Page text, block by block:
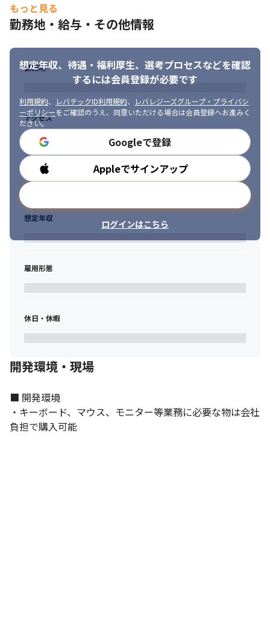
・FLINTERSの「エンジニアリング指針」に共感する方
（https://www.flinters.co.jp/culture/guidelines）
（https://www.flinters.co.jp/company/）
・システムのビジネス価値を高めることに関心があり、適切な課
題設定、積極的なエンドユーザーとのコミュニケーションができ
・ステークホルダーとのコミュニケーションを通じ、課題の本質
の発見や提案が行える方
・チームに対して知見の共有や技術能力の向上に導くことができ
る方
もっと見る
勤務地・給与・その他情報
想定年収、待遇・福利厚生、 選考プロセスなどを確認
するには会員登録が必要です
利用規約、 レバテックID利用規約、
レバレジーズグループ・プライバシ
ーポリシーをご確認のうえ、同意いただける場合は会員登録へお進みく
ださい。
Googleで登録
Appleでサインアップ
ログインはこちら
勤務地
アクセス
勤務時間
想定年収
雇用形態
休日・休暇
開発環境・現場
■ 開発環境
・キーボード、マウス、モニター等業務に必要な物は会社
負担で購入可能